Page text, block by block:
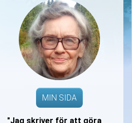
MIN SIDA
"Jag skriver för att göra